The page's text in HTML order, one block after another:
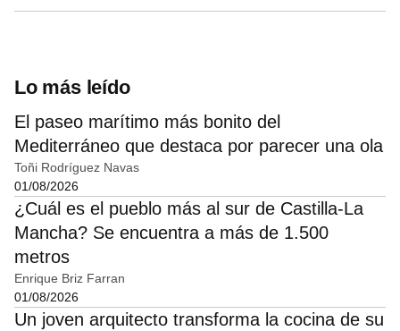
Lo más leído
El paseo marítimo más bonito del
Mediterráneo que destaca por parecer una ola
Toñi Rodríguez Navas
01/08/2026
¿Cuál es el pueblo más al sur de Castilla-La
Mancha? Se encuentra a más de 1.500
metros
Enrique Briz Farran
01/08/2026
Un joven arquitecto transforma la cocina de su